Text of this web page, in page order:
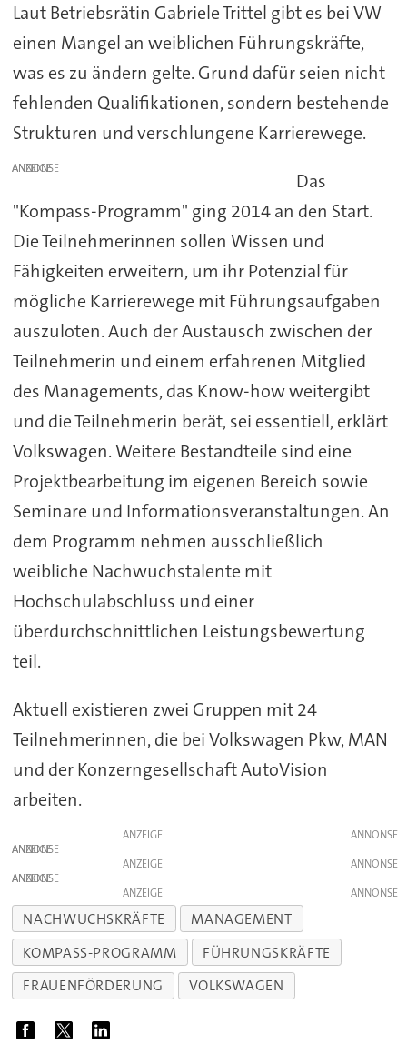
Laut Betriebsrätin Gabriele Trittel gibt es bei VW
einen Mangel an weiblichen Führungskräfte,
was es zu ändern gelte. Grund dafür seien nicht
fehlenden Qualifikationen, sondern bestehende
Strukturen und verschlungene Karrierewege.
ANZEIGE
Das
"Kompass-Programm" ging 2014 an den Start.
Die Teilnehmerinnen sollen Wissen und
Fähigkeiten erweitern, um ihr Potenzial für
mögliche Karrierewege mit Führungsaufgaben
auszuloten. Auch der Austausch zwischen der
Teilnehmerin und einem erfahrenen Mitglied
des Managements, das Know-how weitergibt
und die Teilnehmerin berät, sei essentiell, erklärt
Volkswagen. Weitere Bestandteile sind eine
Projektbearbeitung im eigenen Bereich sowie
Seminare und Informationsveranstaltungen. An
dem Programm nehmen ausschließlich
weibliche Nachwuchstalente mit
Hochschulabschluss und einer
überdurchschnittlichen Leistungsbewertung
teil.
Aktuell existieren zwei Gruppen mit 24
Teilnehmerinnen, die bei Volkswagen Pkw, MAN
und der Konzerngesellschaft AutoVision
arbeiten.
ANZEIGE
ANZEIGE
ANZEIGE
ANZEIGE
ANZEIGE
NACHWUCHSKRÄFTE
MANAGEMENT
KOMPASS-PROGRAMM
FÜHRUNGSKRÄFTE
FRAUENFÖRDERUNG
VOLKSWAGEN